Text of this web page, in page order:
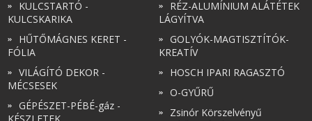
KULCSTARTÓ -
KULCSKARIKA
HŰTŐMÁGNES KERET -
FÓLIA
VILÁGÍTÓ DEKOR -
MÉCSESEK
GÉPÉSZET-PÉBÉ-gáz -
RÉZ-ALUMÍNIUM ALÁTÉTEK
LÁGYÍTVA
GOLYÓK-MAGTISZTÍTÓK-
KREATÍV
HOSCH IPARI RAGASZTÓ
O-GYŰRŰ
Zsinór Körszelvényű